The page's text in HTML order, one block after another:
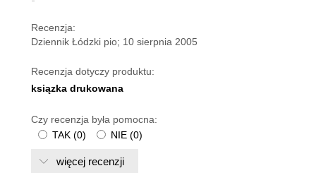
Recenzja:
Dziennik Łódzki pio; 10 sierpnia 2005
Recenzja dotyczy produktu:
ksiązka drukowana
Czy recenzja była pomocna:
TAK (0) NIE (0)
więcej recenzji